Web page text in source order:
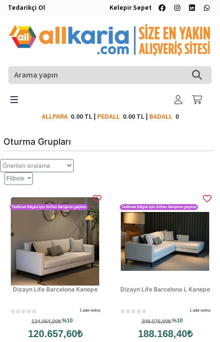
Tedarikçi Ol Kelepir Sepet
ALLPARA 0.00 TL| PEDALL 0.00 TL| BADALL0
Oturma Grupları
Filtrele
Dizayn Life Barcelona Kanepe
Teslimat bilgisi için lütfen iletişime geçiniz
1 adet stokta
134.064,00₺%10
120.657,60₺
Dizayn Life Barcelona L Kanepe
Teslimat bilgisi için lütfen iletişime geçiniz
1 adet stokta
209.076,00₺%10
188.168,40₺